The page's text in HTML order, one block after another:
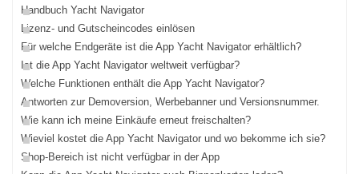
Handbuch Yacht Navigator
Lizenz- und Gutscheincodes einlösen
Für welche Endgeräte ist die App Yacht Navigator erhältlich?
Ist die App Yacht Navigator weltweit verfügbar?
Welche Funktionen enthält die App Yacht Navigator?
Antworten zur Demoversion, Werbebanner und Versionsnummer.
Wie kann ich meine Einkäufe erneut freischalten?
Wieviel kostet die App Yacht Navigator und wo bekomme ich sie?
Shop-Bereich ist nicht verfügbar in der App